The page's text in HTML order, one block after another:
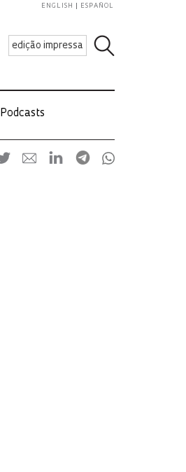
edição impressa
ENGLISH ESPAÑOL
Podcasts